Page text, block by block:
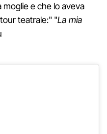
e che lo aveva
teatrale:" "La mia